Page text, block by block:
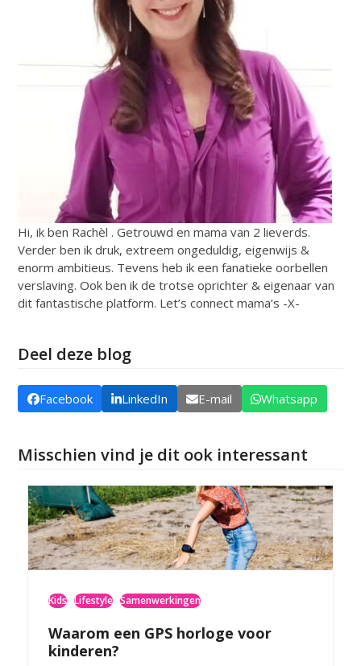
Hi, ik ben Rachèl . Getrouwd en mama van 2 lieverds.
Verder ben ik druk, extreem ongeduldig, eigenwijs &
enorm ambitieus. Tevens heb ik een fanatieke oorbellen
verslaving. Ook ben ik de trotse oprichter & eigenaar van
dit fantastische platform. Let’s connect mama’s -X-
Deel deze blog
Facebook LinkedIn E-mail Whatsapp
Misschien vind je dit ook interessant
Kids Lifestyle Samenwerkingen
Waarom een GPS horloge voor
kinderen?